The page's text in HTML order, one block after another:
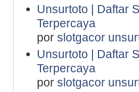
Unsurtoto | Daftar
Terpercaya
por slotgacor
Unsurtoto | Daftar
Terpercaya
por slotgacor